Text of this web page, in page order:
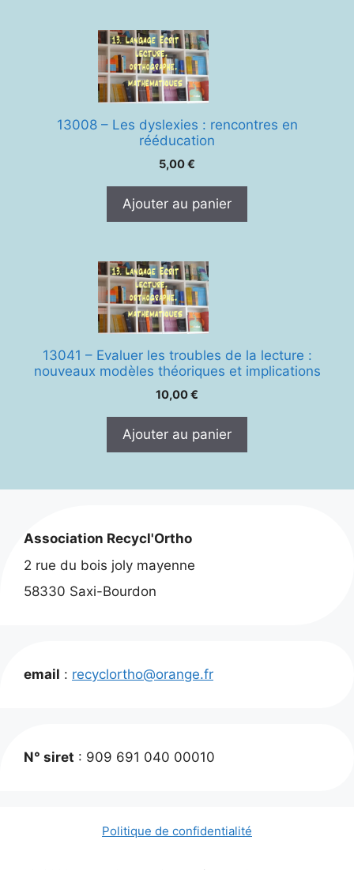
13008 – Les dyslexies : rencontres en
rééducation
5,00€
Ajouter au panier
13041 – Evaluer les troubles de la lecture :
nouveaux modèles théoriques et implications
10,00€
Ajouter au panier
Association Recycl'Ortho
2 rue du bois joly mayenne
58330 Saxi-Bourdon
email : recyclortho@orange.fr
N° siret : 909 691 040 00010
Politique de confidentialité